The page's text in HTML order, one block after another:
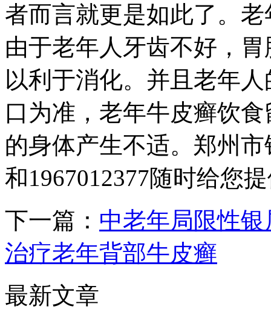
者而言就更是如此了。
由于老年人牙齿不好，
以利于消化。并且老年
口为准，老年牛皮癣饮
的身体产生不适。郑州市
和1967012377随时给您
下一篇： 中老年局限性
治疗老年背部牛皮癣
最新文章